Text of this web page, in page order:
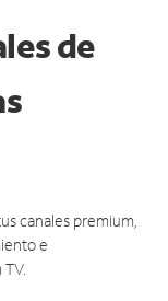
de
canales premium,
e